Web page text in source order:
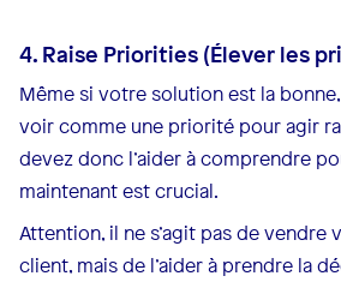
4. Raise Priorities (Élever les
Même si votre solution est la
voir comme une priorité pour agir
devez donc l’aider à comprendre
maintenant est crucial.
Attention, il ne s’agit pas de vendre
client, mais de l’aider à prendre la